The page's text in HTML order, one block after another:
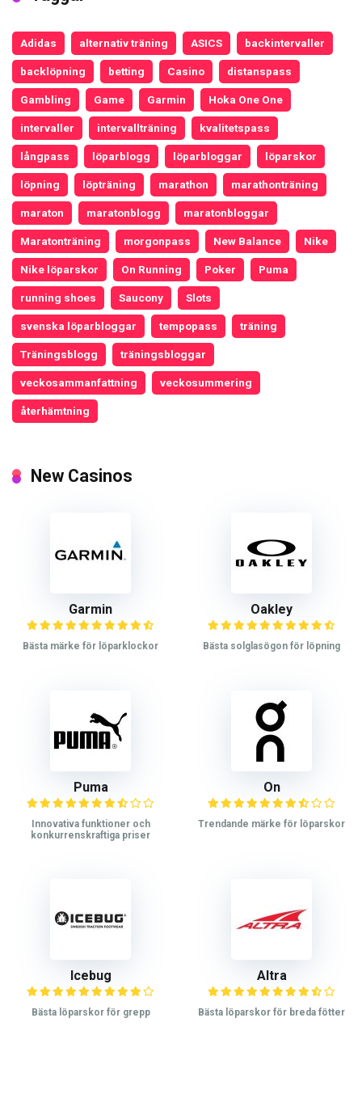
Adidas alternativ träning ASICS backintervaller
backlöpning betting Casino distanspass
Gambling Game Garmin Hoka One One
intervaller intervallträning kvalitetspass
långpass löparblogg löparbloggar löparskor
löpning löpträning marathon marathonträning
maraton maratonblogg maratonbloggar
Maratonträning morgonpass New Balance Nike
Nike löparskor On Running Poker Puma
running shoes Saucony Slots
svenska löparbloggar tempopass träning
Träningsblogg träningsbloggar
veckosammanfattning veckosummering
återhämtning
New Casinos
Garmin
Bästa märke för löparklockor
Oakley
Bästa solglasögon för löpning
Puma
Innovativa funktioner och
konkurrenskraftiga priser
On
Trendande märke för löparskor
Icebug
Bästa löparskor för grepp
Altra
Bästa löparskor för breda fötter